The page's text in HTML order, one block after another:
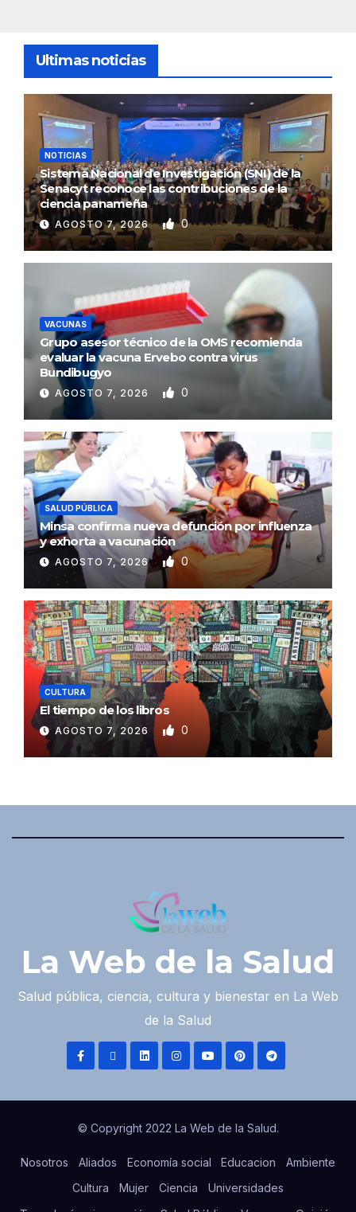
Ultimas noticias
NOTICIAS
Sistema Nacional de Investigación (SNI) de la
Senacyt reconoce las contribuciones de la
ciencia panameña
AGOSTO 7, 2026 0
VACUNAS
Grupo asesor técnico de la OMS recomienda
evaluar la vacuna Ervebo contra virus
Bundibugyo
AGOSTO 7, 2026 0
SALUD PÚBLICA
Minsa confirma nueva defunción por influenza
y exhorta a vacunación
AGOSTO 7, 2026 0
CULTURA
El tiempo de los libros
AGOSTO 7, 2026 0
La Web de la Salud
Salud pública, ciencia, cultura y bienestar en La Web
de la Salud
© Copyright 2022 La Web de la Salud.
Nosotros Aliados Economía social Educacion
Ambiente
Cultura
Mujer Ciencia
Universidades